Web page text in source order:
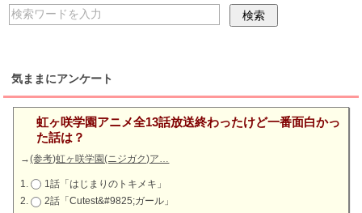
気ままにアンケート
虹ヶ咲学園アニメ全13話放送終わったけど一番面白かっ
た話は？
→(参考)虹ヶ咲学園(ニジガク)ア…
1話「はじまりのトキメキ」
2話「Cutest&#9825;ガール」